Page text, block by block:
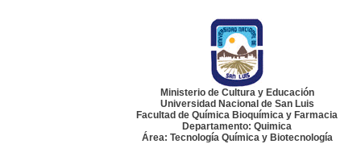
Ministerio de Cultura y Educación
Universidad Nacional de San Luis
Facultad de Química Bioquímica y Farmacia
Departamento: Quimica
Área: Tecnología Química y Biotecnología